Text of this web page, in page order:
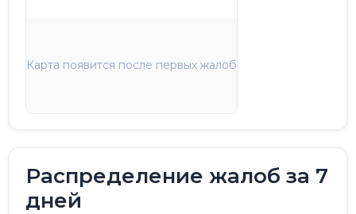
Карта появится после первых жалоб
Распределение жалоб за 7
дней